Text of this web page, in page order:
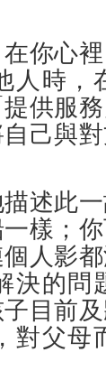
你心
人時，
供服
己與
述此
樣；
人影
決的問
目前
對父母